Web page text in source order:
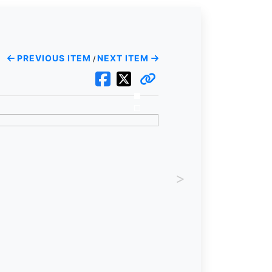
PREVIOUS ITEM / NEXT ITEM
>